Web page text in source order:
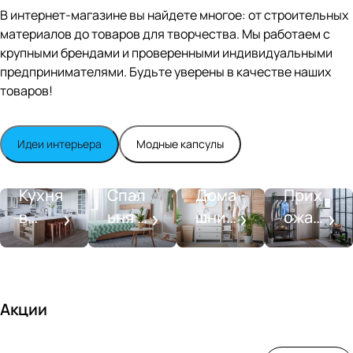
n
Whit
e
satin
В интернет-магазине вы найдете многое: от строительных
материалов до товаров для творчества. Мы работаем с
крупными брендами и проверенными индивидуальными
предпринимателями. Будьте уверены в качестве наших
товаров!
Идеи интерьера Модные капсулы
Кухня
в
стиле
Спал
ьня в
совре
Дома
шний
SPA-
Прих
ожая
со
Акции